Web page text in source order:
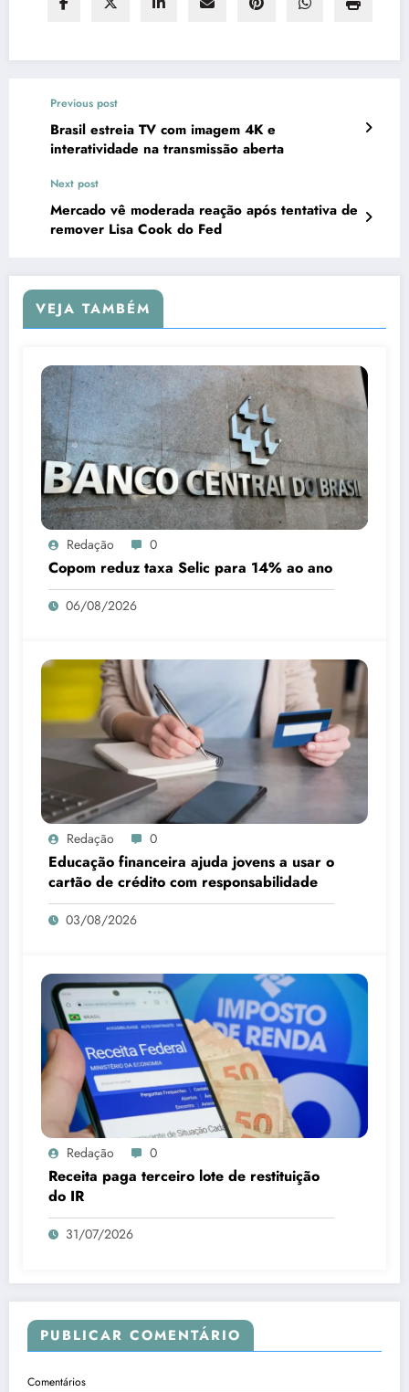
Previous post
Brasil estreia TV com imagem 4K e
interatividade na transmissão aberta
Next post
Mercado vê moderada reação após tentativa de
remover Lisa Cook do Fed
VEJA TAMBÉM
Redação 0
Copom reduz taxa Selic para 14% ao ano
06/08/2026
Redação 0
Educação financeira ajuda jovens a usar o
cartão de crédito com responsabilidade
03/08/2026
Redação 0
Receita paga terceiro lote de restituição
do IR
31/07/2026
PUBLICAR COMENTÁRIO
Comentários